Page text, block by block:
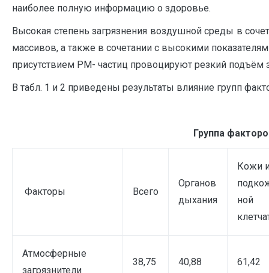
наиболее полную информацию о здоровье.
Высокая степень загрязнения воздушной среды в
массивов, а также в сочетании с высокими
присутствием РМ- частиц провоцируют резкий подъём
В табл. 1 и 2 приведены результаты влияние групп
Группа
Факторы Всего
Органов
дыхания
Кожи
ной
Атмосферные
загрязнители
38,75 40,88 61,42